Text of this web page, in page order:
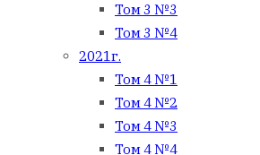
Том 3 №3
Том 3 №4
2021г.
Том 4 №1
Том 4 №2
Том 4 №3
Том 4 №4